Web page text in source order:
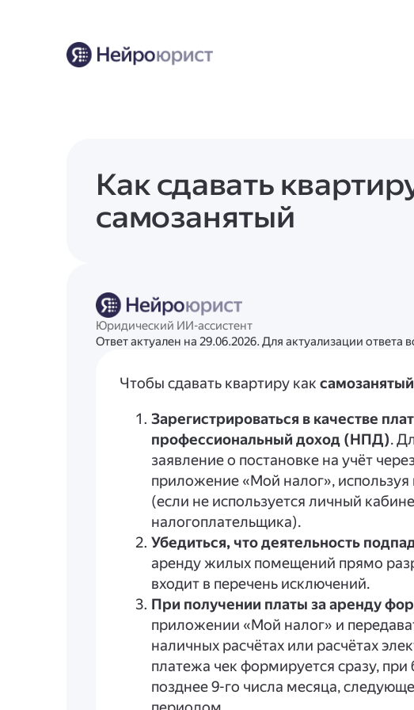
Как сдавать
самозанятый
Юридический ИИ-ассистент
Ответ актуален на 29.06.2026. Для актуализации
Чтобы сдавать квартиру каксамозанятый
Зарегистрироваться в качестве
профессиональный доход (НПД).
заявление о постановке на учёт
приложение «Мой налог»,
(если не используется личный
налогоплательщика).
Убедиться, что деятельность
аренду жилых помещений прямо
входит в перечень исключений.
При получении платы за аренду
приложении «Мой налог» и
наличных расчётах или расчётах
платежа чек формируется сразу,
позднее 9-го числа месяца,